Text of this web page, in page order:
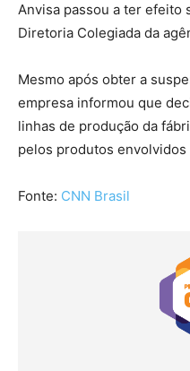
Anvisa passou a ter efeito
Diretoria Colegiada da
Mesmo após obter a
empresa informou que
linhas de produção da
pelos produtos envolvidos
Fonte: CNN Brasil